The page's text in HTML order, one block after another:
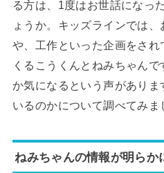
る方は、1度はお世話になっ
ょうか。キッズラインでは
や、工作といった企画をさ
くるこうくんとねみちゃん
か気になるという声があり
いるのかについて調べてみま
ねみちゃんの情報が明らか